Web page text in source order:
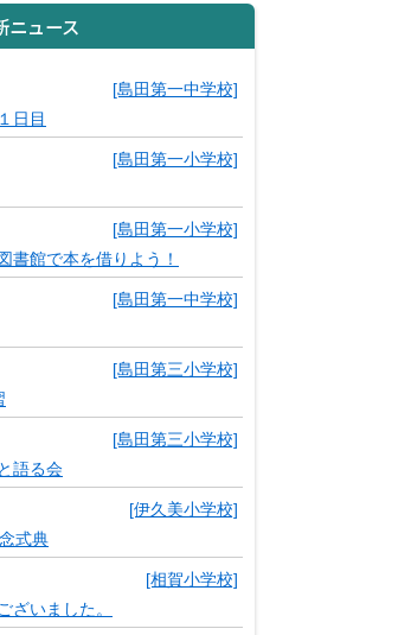
ニュース
[島田第一中学校]
日目
[島田第一小学校]
[島田第一小学校]
館で本を借りよう！
[島田第一中学校]
[島田第三小学校]
[島田第三小学校]
語る会
[伊久美小学校]
式典
[相賀小学校]
ざいました。